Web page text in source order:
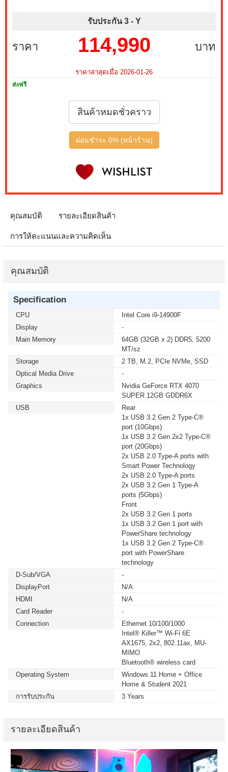
รับประกัน 3 - Y
ราคา บาท
114,990
ราคาล่าสุดเมื่อ 2026-01-26
ส่งฟรี
สินค้าหมดชั่วคราว
ผ่อนชำระ 0% (หน้าร้าน)
คุณสมบัติ รายละเอียดสินค้า
การให้คะแนนและความคิดเห็น
คุณสมบัติ
Specification
CPU
Intel Core i9-14900F
Display
-
Main Memory
64GB (32GB x 2) DDR5, 5200
MT/sz
Storage
2 TB, M.2, PCIe NVMe, SSD
Optical Media Drive
-
Graphics
Nvidia GeForce RTX 4070
SUPER 12GB GDDR6X
USB
Rear
1x USB 3.2 Gen 2 Type-C®
port (10Gbps)
1x USB 3.2 Gen 2x2 Type-C®
port (20Gbps)
2x USB 2.0 Type-A ports with
Smart Power Technology
2x USB 2.0 Type-A ports
2x USB 3.2 Gen 1 Type-A
ports (5Gbps)
Front
2x USB 3.2 Gen 1 ports
1x USB 3.2 Gen 1 port with
PowerShare technology
1x USB 3.2 Gen 2 Type-C®
port with PowerShare
technology
D-Sub/VGA
-
DisplayPort
N/A
HDMI
N/A
Card Reader
-
Connection
Ethernet 10/100/1000
Intel® Killer™ Wi-Fi 6E
AX1675, 2x2, 802.11ax, MU-
MIMO
Bluetooth® wireless card
Operating System
Windows 11 Home + Office
Home & Student 2021
การรับประกัน
3 Years
รายละเอียดสินค้า